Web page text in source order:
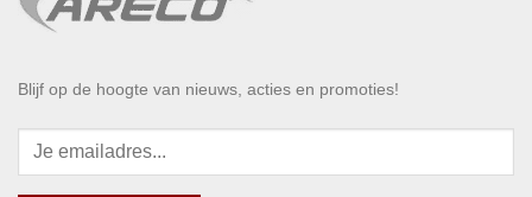
Blijf op de hoogte van nieuws, acties en promoties!